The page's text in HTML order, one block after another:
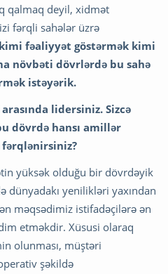
qalmaq deyil, xidmət
fərqli sahələr üzrə
fəaliyyət göstərmək kimi
növbəti dövrlərdə bu sahə
istəyərik.
lidersiniz. Sizcə
dövrdə hansı amillər
yüksək olduğu bir dövrdəyik
dünyadakı yenilikləri yaxından
məqsədimiz istifadəçilərə ən
etməkdir. Xüsusi olaraq
olunması, müştəri
şəkildə